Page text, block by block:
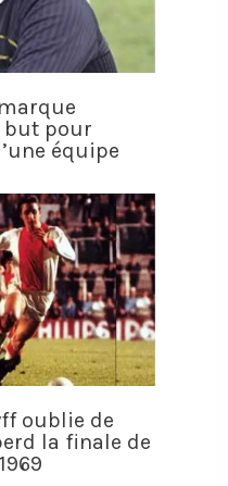
pour
équipe
oublie de
la finale de